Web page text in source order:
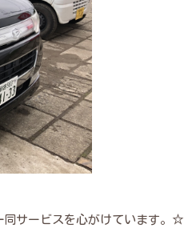
サービスを心がけています。☆